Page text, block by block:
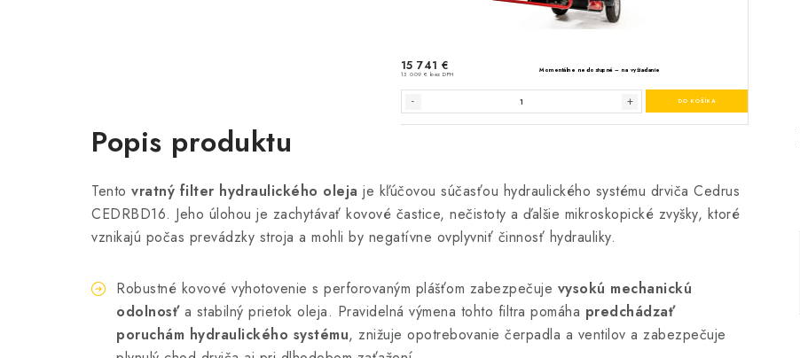
Popis produktu
Tento vratný filter hydraulického oleja je kľúčovou súčasťou hydraulického systému drviča Cedrus
CEDRBD16. Jeho úlohou je zachytávať kovové častice, nečistoty a ďalšie mikroskopické zvyšky, ktoré
vznikajú počas prevádzky stroja a mohli by negatívne ovplyvniť činnosť hydrauliky.
Robustné kovové vyhotovenie s perforovaným plášťom zabezpečuje vysokú mechanickú
odolnosťa stabilný prietok oleja. Pravidelná výmena tohto filtra pomáha predchádzať
poruchám hydraulického systému, znižuje opotrebovanie čerpadla a ventilov a zabezpečuje